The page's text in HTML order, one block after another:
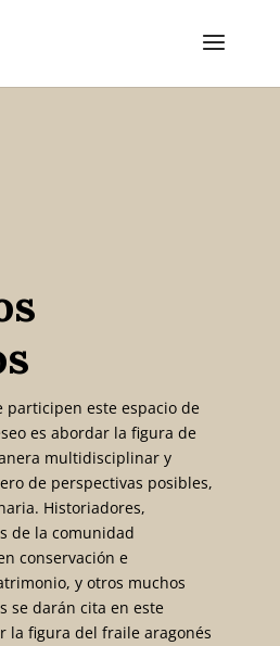
participen este espacio de
es abordar la figura de
multidisciplinar y
de perspectivas posibles,
Historiadores,
de la comunidad
conservación e
y otros muchos
se darán cita en este
la figura del fraile aragonés